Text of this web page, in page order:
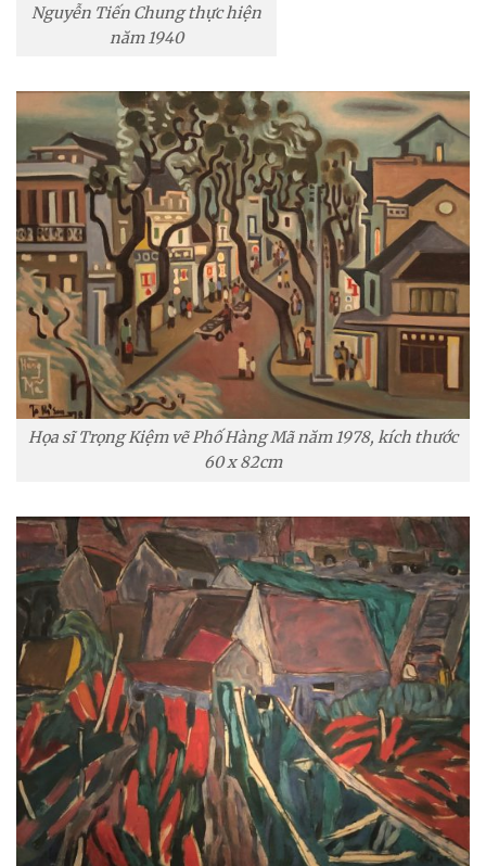
Nguyễn Tiến Chung thực hiện
năm 1940
Họa sĩ Trọng Kiệm vẽ Phố Hàng Mã năm 1978, kích thước
60 x 82cm